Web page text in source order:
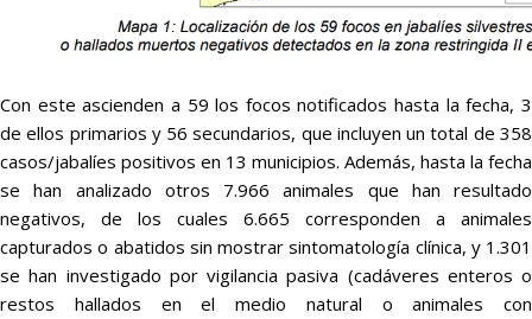
Con este ascienden a 59 los focos notificados hasta la fecha, 3
de ellos primarios y 56 secundarios, que incluyen un total de 358
casos/jabalíes positivos en 13 municipios. Además, hasta la fecha
se han analizado otros 7.966 animales que han resultado
negativos, de los cuales 6.665 corresponden a animales
capturados o abatidos sin mostrar sintomatología clínica, y 1.301
se han investigado por vigilancia pasiva (cadáveres enteros o
restos hallados en el medio natural o animales con